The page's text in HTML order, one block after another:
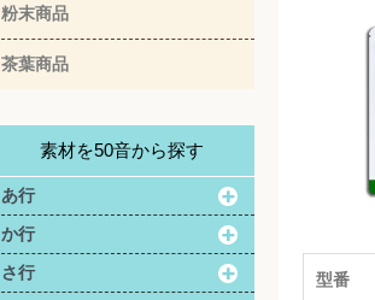
粉末商品
茶葉商品
素材を50音から探す
あ行
か行
さ行
型番